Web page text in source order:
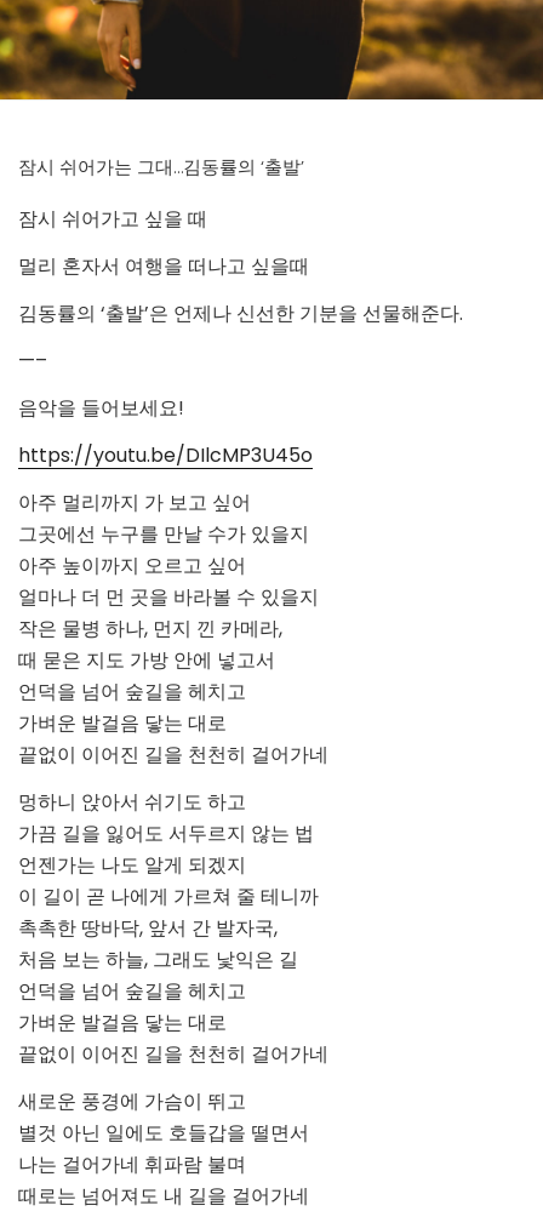
잠시 쉬어가는 그대…김동률의 ‘출발’
잠시 쉬어가고 싶을 때
멀리 혼자서 여행을 떠나고 싶을때
김동률의 ‘출발’은 언제나 신선한 기분을 선물해준다.
—–
음악을 들어보세요!
https://youtu.be/DIlcMP3U45o
아주 멀리까지 가 보고 싶어
그곳에선 누구를 만날 수가 있을지
아주 높이까지 오르고 싶어
얼마나 더 먼 곳을 바라볼 수 있을지
작은 물병 하나, 먼지 낀 카메라,
때 묻은 지도 가방 안에 넣고서
언덕을 넘어 숲길을 헤치고
가벼운 발걸음 닿는 대로
끝없이 이어진 길을 천천히 걸어가네
멍하니 앉아서 쉬기도 하고
가끔 길을 잃어도 서두르지 않는 법
언젠가는 나도 알게 되겠지
이 길이 곧 나에게 가르쳐 줄 테니까
촉촉한 땅바닥, 앞서 간 발자국,
처음 보는 하늘, 그래도 낯익은 길
언덕을 넘어 숲길을 헤치고
가벼운 발걸음 닿는 대로
끝없이 이어진 길을 천천히 걸어가네
새로운 풍경에 가슴이 뛰고
별것 아닌 일에도 호들갑을 떨면서
나는 걸어가네 휘파람 불며
때로는 넘어져도 내 길을 걸어가네